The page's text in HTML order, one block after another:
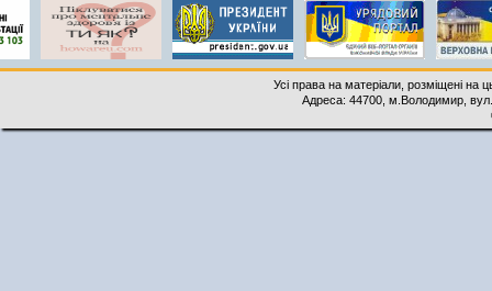
Усі права на матеріали, розміщені на
Адреса: 44700, м.Володимир,